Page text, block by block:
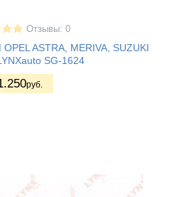
Отзывы: 0
ASTRA, MERIVA, SUZUKI
SG-1624
руб.